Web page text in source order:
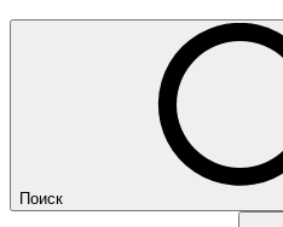
Поиск